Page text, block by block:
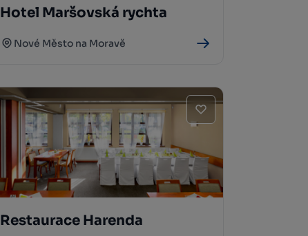
Hotel Maršovská rychta
Nové Město na Moravě
Restaurace Harenda